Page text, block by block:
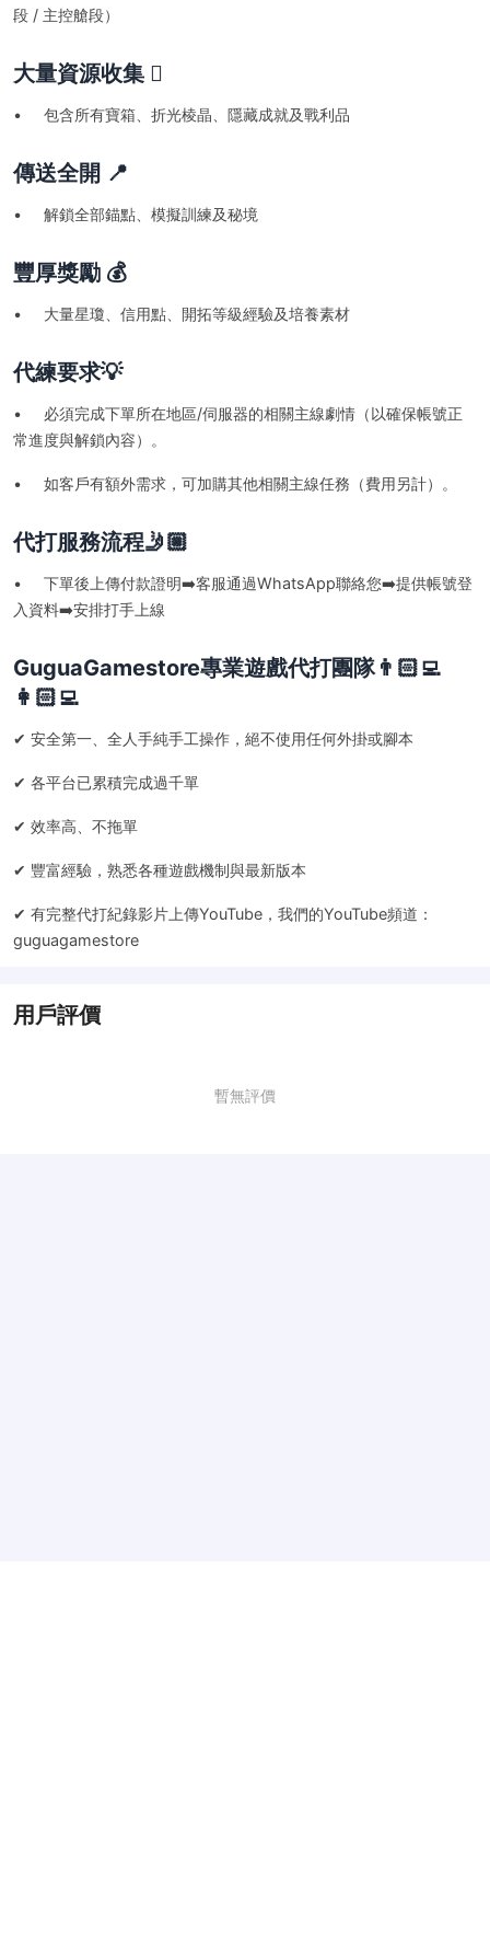
段 / 主控艙段）
大量資源收集 🪏
• 包含所有寶箱、折光棱晶、隱藏成就及戰利品
傳送全開 📍
• 解鎖全部錨點、模擬訓練及秘境
豐厚獎勵 💰
• 大量星瓊、信用點、開拓等級經驗及培養素材
代練要求💡
• 必須完成下單所在地區/伺服器的相關主線劇情（以確保帳號正
常進度與解鎖內容）。
• 如客戶有額外需求，可加購其他相關主線任務（費用另計）。
代打服務流程🤳🏼
• 下單後上傳付款證明➡️客服通過WhatsApp聯絡您➡️提供帳號登
入資料➡️安排打手上線
GuguaGamestore專業遊戲代打團隊👨🏻‍💻
👩🏻‍💻
✔ 安全第一、全人手純手工操作，絕不使用任何外掛或腳本
✔ 各平台已累積完成過千單
✔ 效率高、不拖單
✔ 豐富經驗，熟悉各種遊戲機制與最新版本
✔ 有完整代打紀錄影片上傳YouTube，我們的YouTube頻道：
guguagamestore
用戶評價
暫無評價